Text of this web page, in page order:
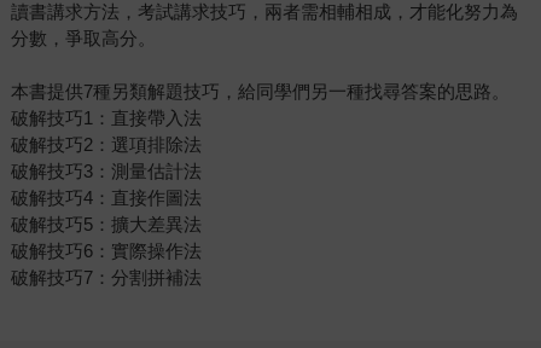
讀書講求方法，考試講求技巧，兩者需相輔相成，才能化努力為
分數，爭取高分。
本書提供7種另類解題技巧，給同學們另一種找尋答案的思路。
破解技巧1：直接帶入法
破解技巧2：選項排除法
破解技巧3：測量估計法
破解技巧4：直接作圖法
破解技巧5：擴大差異法
破解技巧6：實際操作法
破解技巧7：分割拼補法